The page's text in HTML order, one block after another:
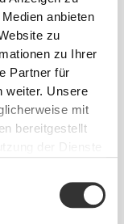
anbieten
zu
zu Ihrer
Partner für
weiter. Unsere
mit
bereitgestellt
bequeme,